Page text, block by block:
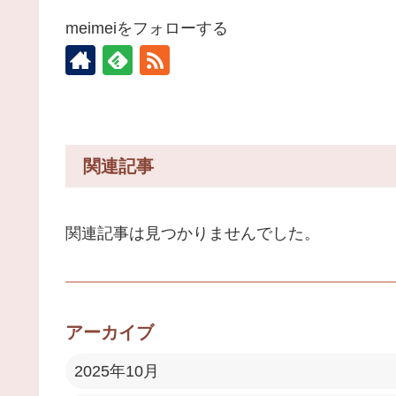
meimeiをフォローする
関連記事
関連記事は見つかりませんでした。
アーカイブ
2025年10月